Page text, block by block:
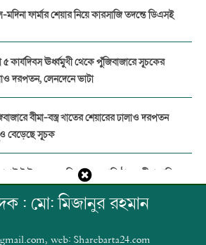
ফার্মার শেয়ার নিয়ে কারসাজি তদন্তে ডিএসই
৫ কার্যদিবস ঊর্ধ্বমুখী থেকে পুঁজিবাজারে সূচকের
দরপতন, লেনদেনে ভাটা
বীমা-বস্ত্র খাতের শেয়ারের ঢালাও দরপতন
বেড়েছে সূচক
ইন্স্যুরেন্সের বিরুদ্ধে ১৭ প্রতিষ্ঠানের বীমা দাবির
আত্মসাত
: মো: মিজানুর রহমান
web: Sharebarta24.com